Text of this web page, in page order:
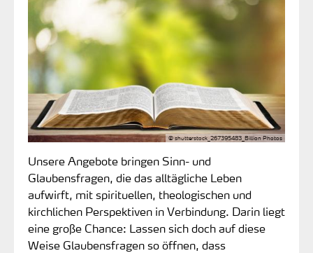
© shutterstock_267395483_Billion Photos
Unsere Angebote bringen Sinn- und
Glaubensfragen, die das alltägliche Leben
aufwirft, mit spirituellen, theologischen und
kirchlichen Perspektiven in Verbindung. Darin liegt
eine große Chance: Lassen sich doch auf diese
Weise Glaubensfragen so öffnen, dass